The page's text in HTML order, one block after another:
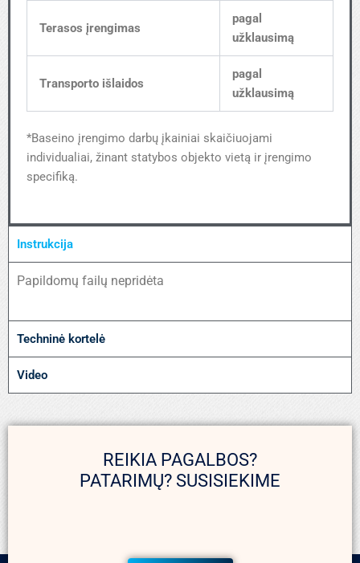
Terasos įrengimas
pagal
užklausimą
Transporto išlaidos
pagal
užklausimą
*Baseino įrengimo darbų įkainiai skaičiuojami
individualiai, žinant statybos objekto vietą ir įrengimo
specifiką.
Instrukcija
Papildomų failų nepridėta
Techninė kortelė
Video
REIKIA PAGALBOS?
PATARIMŲ? SUSISIEKIME